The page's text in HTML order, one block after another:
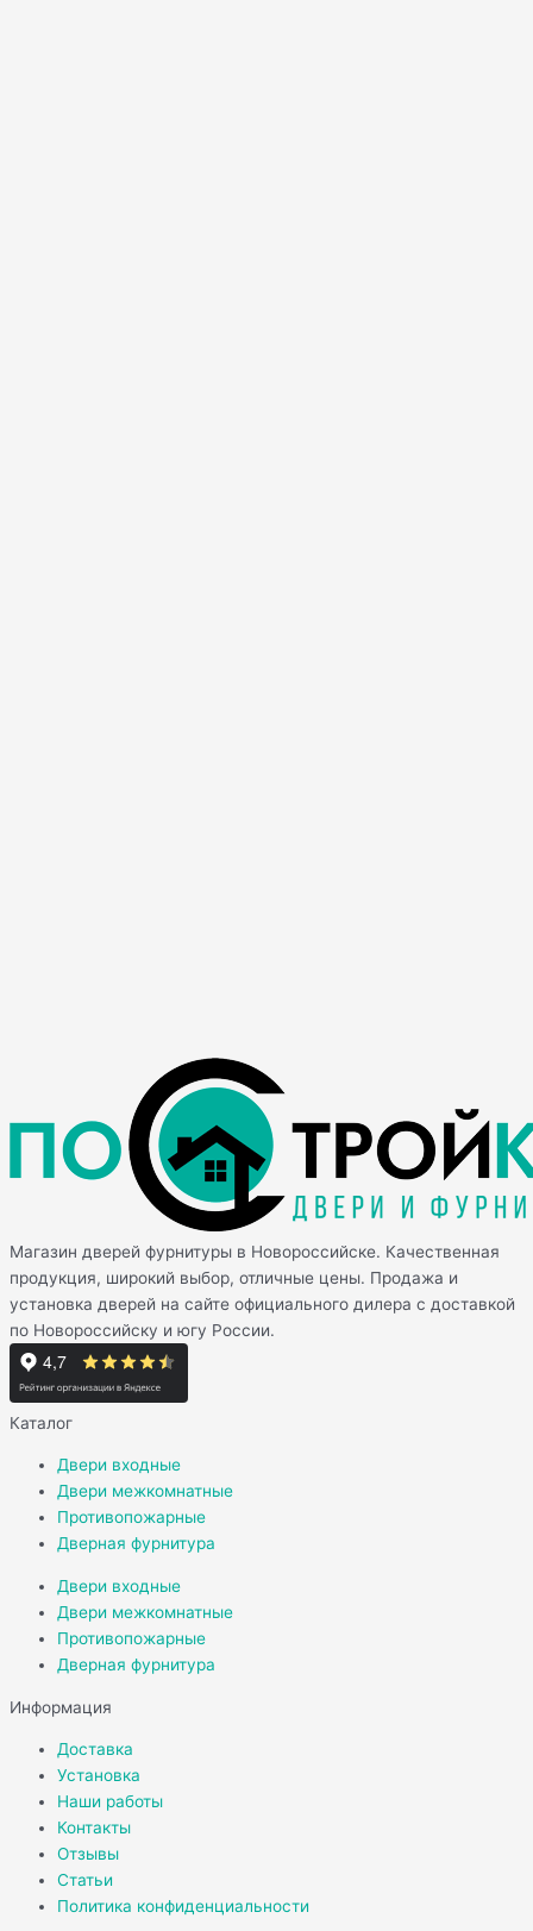
Магазин дверей фурнитуры в Новороссийске. Качественная
продукция, широкий выбор, отличные цены. Продажа и
установка дверей на сайте официального дилера с доставкой
по Новороссийску и югу России.
Каталог
Двери входные
Двери межкомнатные
Противопожарные
Дверная фурнитура
Двери входные
Двери межкомнатные
Противопожарные
Дверная фурнитура
Информация
Доставка
Установка
Наши работы
Контакты
Отзывы
Статьи
Политика конфиденциальности